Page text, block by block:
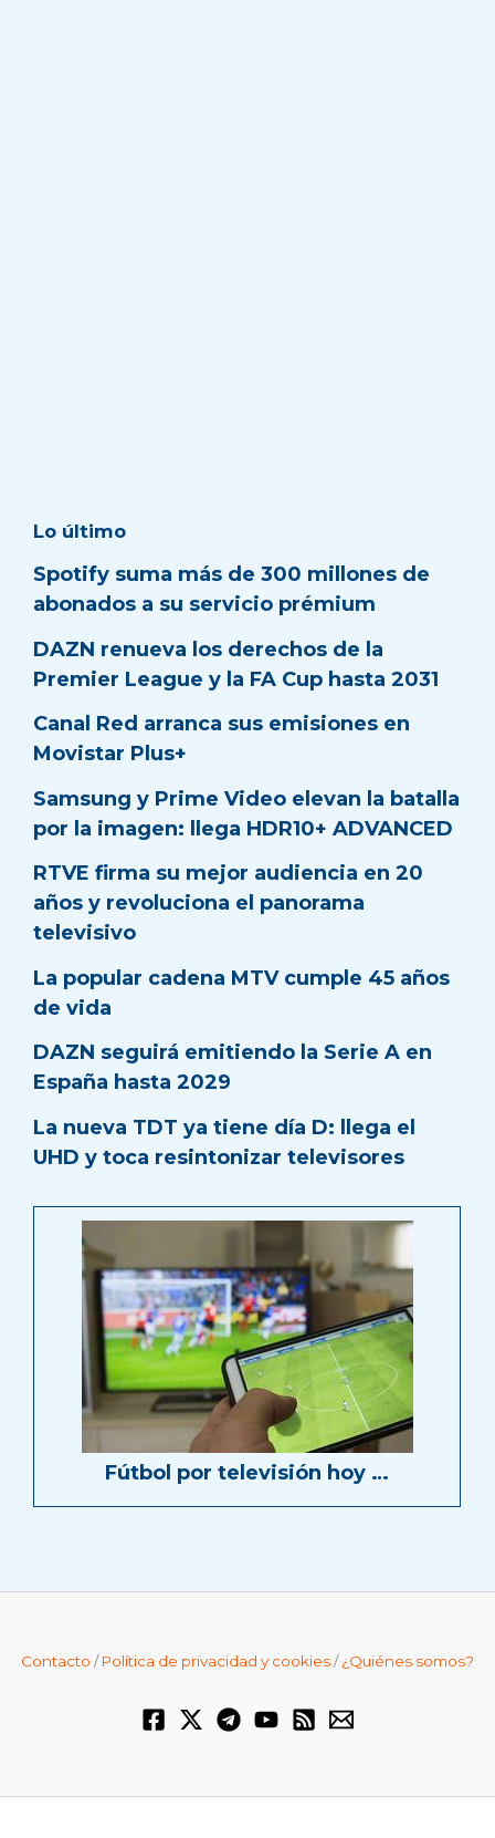
Lo último
Spotify suma más de 300 millones de
abonados a su servicio prémium
DAZN renueva los derechos de la
Premier League y la FA Cup hasta 2031
Canal Red arranca sus emisiones en
Movistar Plus+
Samsung y Prime Video elevan la batalla
por la imagen: llega HDR10+ ADVANCED
RTVE firma su mejor audiencia en 20
años y revoluciona el panorama
televisivo
La popular cadena MTV cumple 45 años
de vida
DAZN seguirá emitiendo la Serie A en
España hasta 2029
La nueva TDT ya tiene día D: llega el
UHD y toca resintonizar televisores
Fútbol por televisión hoy …
Contacto /Política de privacidad y cookies/¿Quiénes somos?